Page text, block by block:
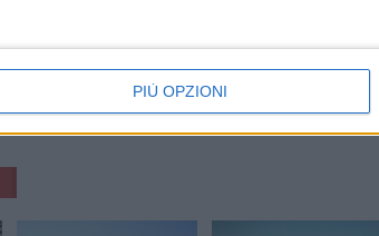
PIÙ OPZIONI